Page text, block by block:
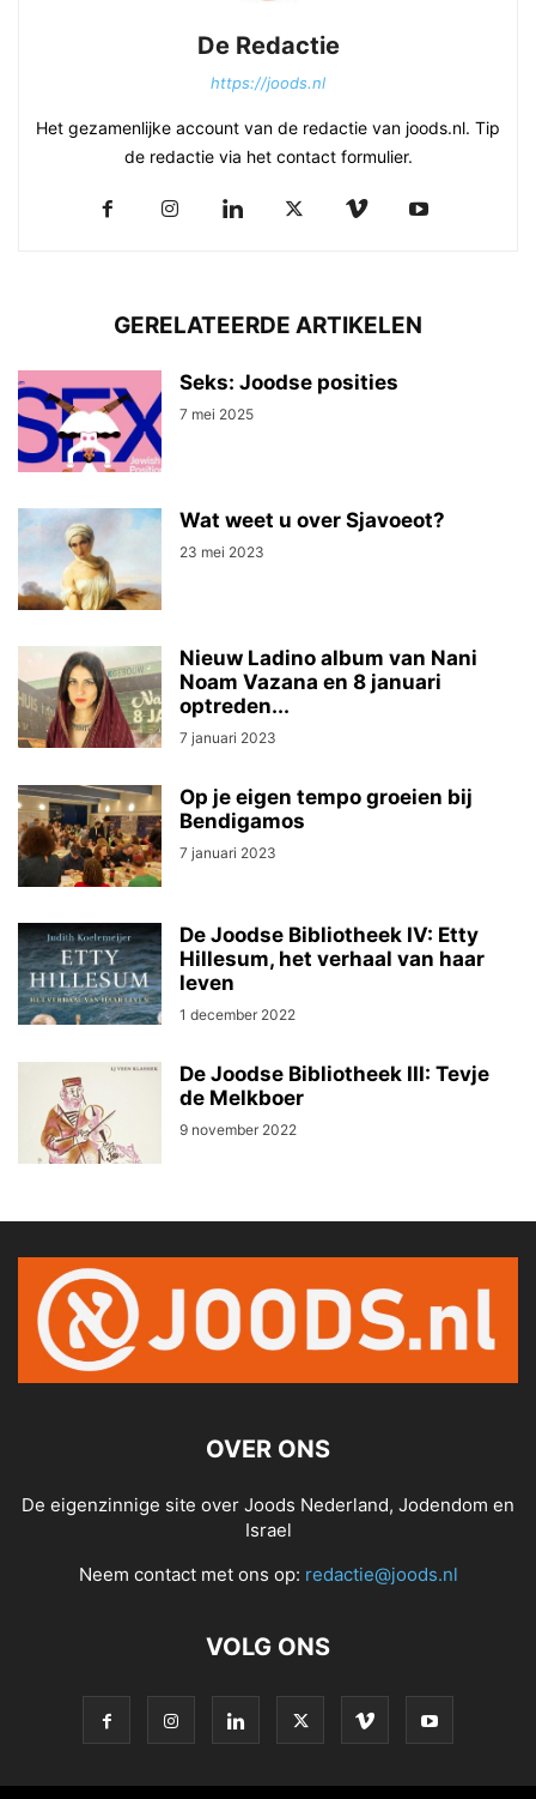
De Redactie
https://joods.nl
Het gezamenlijke account van de redactie van joods.nl. Tip
de redactie via het contact formulier.
GERELATEERDE ARTIKELEN
Seks: Joodse posities
7 mei 2025
Wat weet u over Sjavoeot?
23 mei 2023
Nieuw Ladino album van Nani
Noam Vazana en 8 januari
optreden...
7 januari 2023
Op je eigen tempo groeien bij
Bendigamos
7 januari 2023
De Joodse Bibliotheek IV: Etty
Hillesum, het verhaal van haar
leven
1 december 2022
De Joodse Bibliotheek III: Tevje
de Melkboer
9 november 2022
OVER ONS
De eigenzinnige site over Joods Nederland, Jodendom en
Israel
Neem contact met ons op: redactie@joods.nl
VOLG ONS